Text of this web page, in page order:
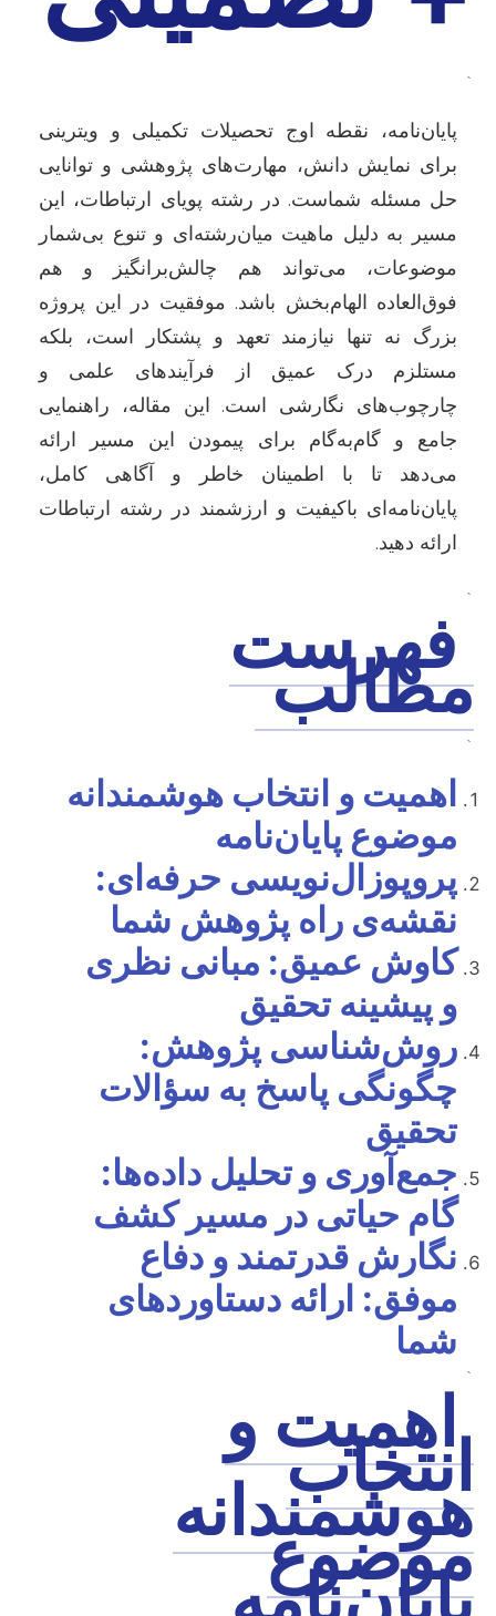
`
پایان‌نامه، نقطه اوج تحصیلات تکمیلی و ویترینی
برای نمایش دانش، مهارت‌های پژوهشی و توانایی
حل مسئله شماست. در رشته پویای ارتباطات، این
مسیر به دلیل ماهیت میان‌رشته‌ای و تنوع بی‌شمار
موضوعات، می‌تواند هم چالش‌برانگیز و هم
فوق‌العاده الهام‌بخش باشد. موفقیت در این پروژه
بزرگ نه تنها نیازمند تعهد و پشتکار است، بلکه
مستلزم درک عمیق از فرآیندهای علمی و
چارچوب‌های نگارشی است. این مقاله، راهنمایی
جامع و گام‌به‌گام برای پیمودن این مسیر ارائه
می‌دهد تا با اطمینان خاطر و آگاهی کامل،
پایان‌نامه‌ای باکیفیت و ارزشمند در رشته ارتباطات
ارائه دهید.
`
فهرست
مطالب
`
اهمیت و انتخاب هوشمندانه
موضوع پایان‌نامه
پروپوزال‌نویسی حرفه‌ای:
نقشه‌ی راه پژوهش شما
کاوش عمیق: مبانی نظری
و پیشینه تحقیق
روش‌شناسی پژوهش:
چگونگی پاسخ به سؤالات
تحقیق
جمع‌آوری و تحلیل داده‌ها:
گام حیاتی در مسیر کشف
نگارش قدرتمند و دفاع
موفق: ارائه دستاوردهای
شما
`
اهمیت و
انتخاب
هوشمندانه
موضوع
پایان‌نامه